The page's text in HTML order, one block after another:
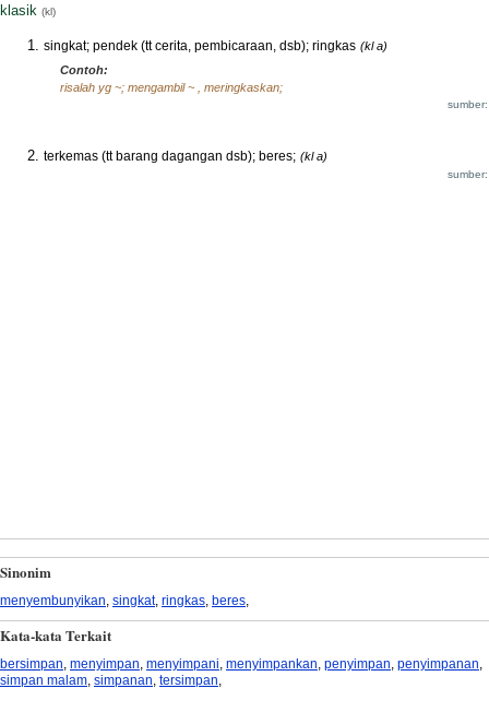
klasik (kl)
singkat; pendek (tt cerita, pembicaraan, dsb); ringkas (kl a)
Contoh:
risalah yg ~; mengambil ~ , meringkaskan;
terkemas (tt barang dagangan dsb); beres; (kl a)
Sinonim
menyembunyikan singkat, ringkas beres
Kata-kata Terkait
bersimpan, menyimpan, menyimpani, menyimpankan, penyimpan, penyimpanan,
simpan malam, simpanan, tersimpan,